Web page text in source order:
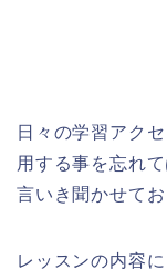
日々の学習アク
用する事を忘れ
言いき聞かせてお
レッスンの内容